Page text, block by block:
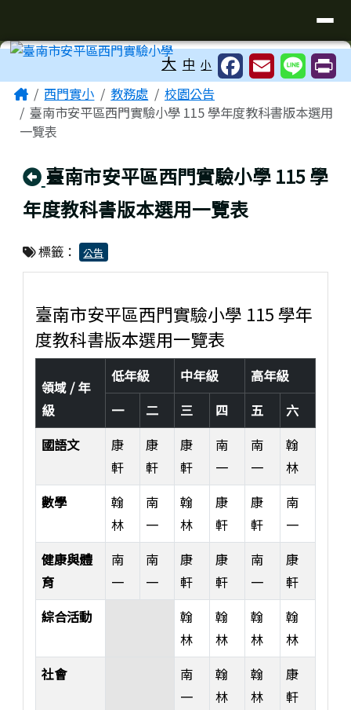
工具列 大 中 小
主內容區域
Home西門實小 教務處
校園公告
臺南市安平區西門實驗小學 115 學年度教科書版本選用
一覽表
回上頁
臺南市安平區西門實驗小學 115 學
年度教科書版本選用一覽表
標籤： 公告
臺南市安平區西門實驗小學 115 學年
度教科書版本選用一覽表
領域 / 年
級
低年級 中年級
高年級
一
二 三 四 五
六
國語文
康
軒
康
軒
康
軒
南
一
南
一
翰
林
數學
翰
林
南
一
翰
林
康
軒
康
軒
南
一
健康與體
育
南
一
南
一
康
軒
康
軒
南
一
康
軒
綜合活動
翰
林
翰
林
翰
林
翰
林
社會
南
一
翰
林
翰
林
康
軒
頁尾區域